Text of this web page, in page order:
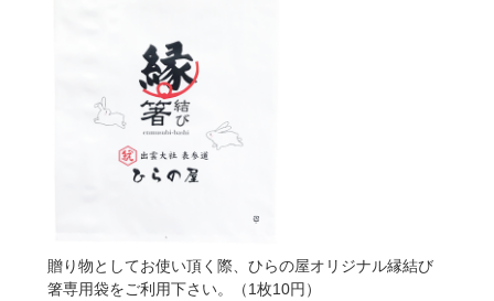
贈り物としてお使い頂く際、ひらの屋オリジナル縁結び
箸専用袋をご利用下さい。（1枚10円）